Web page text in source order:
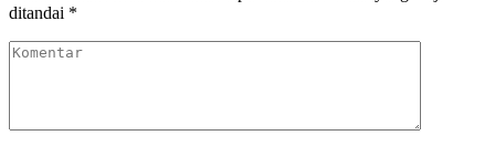
ditandai *